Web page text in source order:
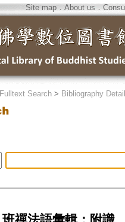
Site map．About us ．
Fulltext Search> Bibliography Detail